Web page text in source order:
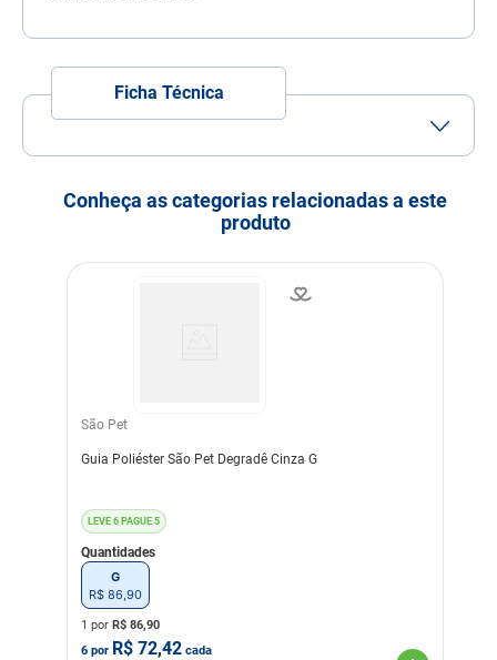
Ficha Técnica
Pequeno Médio
Grande
Idade AdultoFilhoteIdoso
Modo de uso
Abrir Fecho - Colocar Ao
Pescoço Do Cão - Conectar
Dimensões
120cm Tira largura: 1,0cm
Material
Composição
Conheça as categorias relacionadas a este
produto
São Pet
Guia Poliéster São Pet Degradê Cinza G
LEVE 6 PAGUE 5
Quantidades
G
R$ 86 90
1 por R$ 86,90
6 por R$ 72,42 cada
8º
sachê gato
10º ração premier